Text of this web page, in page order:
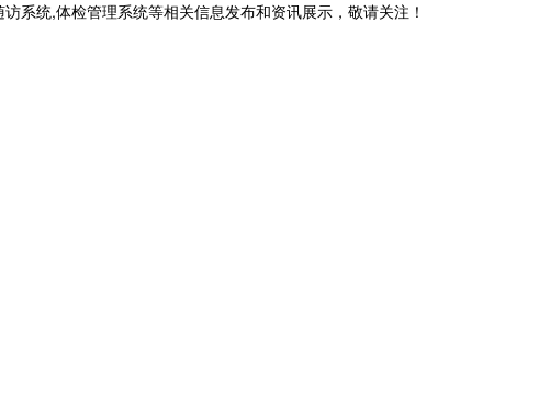
访系统,体检管理系统等相关信息发布和资讯展示，敬请关注！